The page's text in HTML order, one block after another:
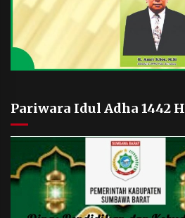
Pariwara Idul Adha 1442 H